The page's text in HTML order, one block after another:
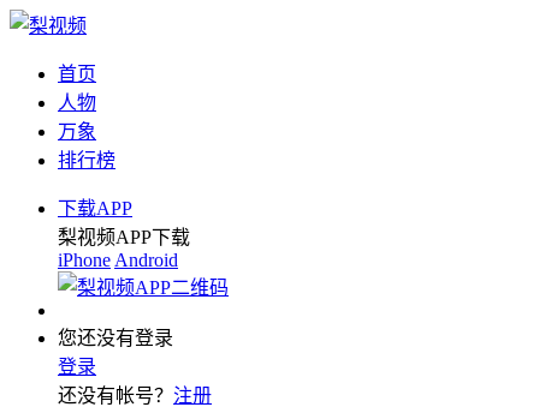
首页
人物
万象
排行榜
下载APP
梨视频APP下载
iPhone Android
您还没有登录
登录
还没有帐号？ 注册